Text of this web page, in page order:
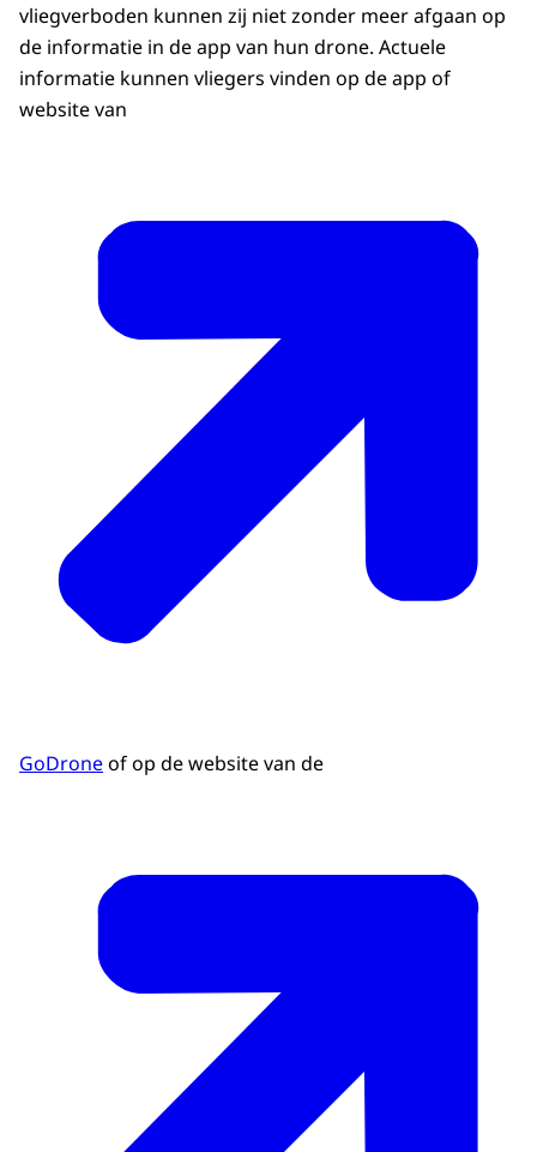
vliegverboden kunnen zij niet zonder meer afgaan op
de informatie in de app van hun drone. Actuele
informatie kunnen vliegers vinden op de app of
website van
GoDroneof op de website van de